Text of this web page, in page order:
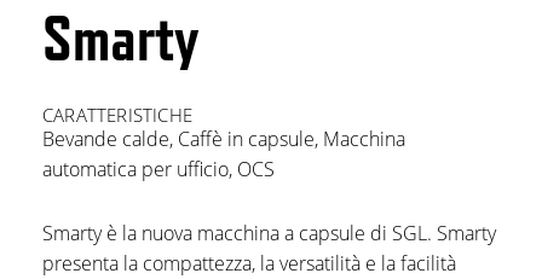
Smarty
CARATTERISTICHE
Bevande calde, Caffè in capsule, Macchina
automatica per ufficio, OCS
Smarty è la nuova macchina a capsule di SGL. Smarty
presenta la compattezza, la versatilità e la facilità